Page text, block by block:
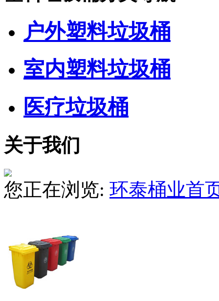
户外塑料垃圾桶
室内塑料垃圾桶
医疗垃圾桶
关于我们
您正在浏览: 环泰桶业首